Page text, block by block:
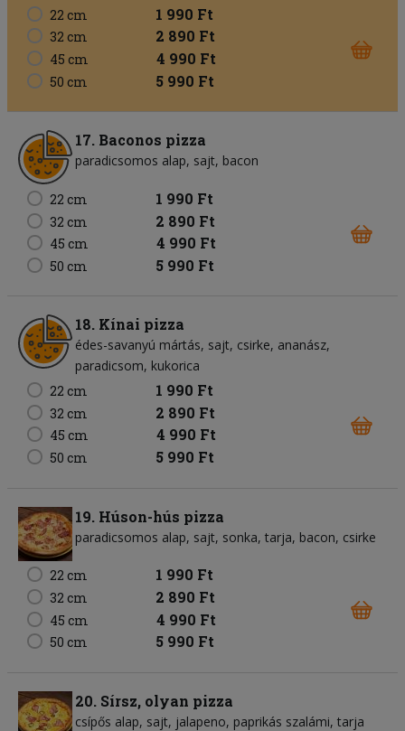
22 cm
1 990 Ft
32 cm 2 890 Ft
45 cm 4 990 Ft
50 cm 5 990 Ft
17. Baconos pizza
paradicsomos alap sajt bacon
22 cm 1 990 Ft
32 cm 2 890 Ft
45 cm 4 990 Ft
50 cm 5 990 Ft
18. Kínai pizza
édes-savanyú mártás sajt csirke ananász
paradicsom kukorica
22 cm
1 990 Ft
32 cm 2 890 Ft
45 cm 4 990 Ft
50 cm 5 990 Ft
19. Húson-hús pizza
paradicsomos alap sajt sonka tarja bacon csirke
22 cm 1 990 Ft
32 cm 2 890 Ft
45 cm 4 990 Ft
50 cm 5 990 Ft
20. Sírsz, olyan pizza
csípős alap sajt jalapeno paprikás szalámi tarja